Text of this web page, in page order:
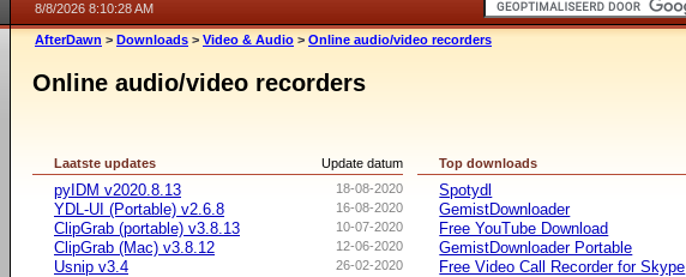
8/8/2026 8:10:28 AM
AfterDawn > Downloads > Video & Audio > Online audio/video recorders
Online audio/video recorders
Update datum
Laatste updates
18-08-2020
pyIDM v2020.8.13
16-08-2020
YDL-UI (Portable) v2.6.8
10-07-2020
ClipGrab (portable) v3.8.13
12-06-2020
ClipGrab (Mac) v3.8.12
26-02-2020
Usnip v3.4
Top downloads
Spotydl
GemistDownloader
Free YouTube Download
GemistDownloader Portable
Free Video Call Recorder for Skype